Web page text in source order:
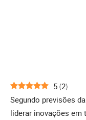
5 (2)
Segundo previsões
liderar inovações em